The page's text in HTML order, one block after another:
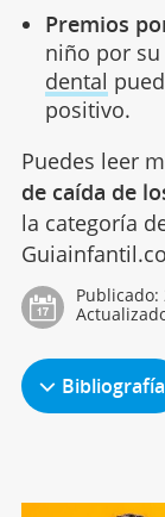
Premios
niño por
dental
positivo.
Puedes leer
de caída de
la categoría
Publicado:
Bibliografía